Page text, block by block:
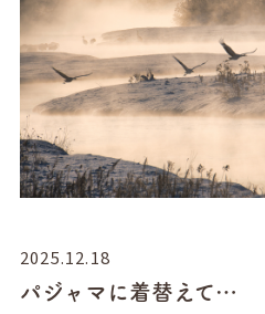
2025.12.18
パジャマに着替えて…